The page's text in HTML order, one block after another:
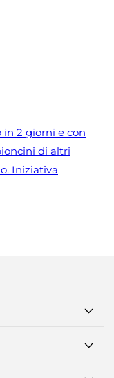
2 giorni e con
di altri
Iniziativa